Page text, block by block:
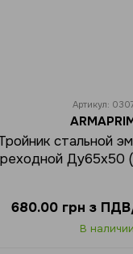
Артикул:
стальной
Ду65х50
680.00 грн з
В наличии